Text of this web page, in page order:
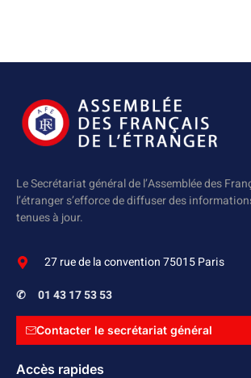
Le Secrétariat général de l’Assemblée des
l’étranger s’efforce de diffuser des
tenues à jour.
27 rue de la convention 75015 Paris
✆ 01 43 17 53 53
Contacter le secrétariat général
Accès rapides